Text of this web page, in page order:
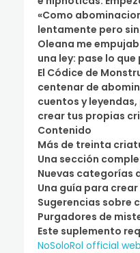
«Como
lentamente pero
Oleana me
una ley: pase lo
El Códice de
centenar de
cuentos y
crear tus propias
Contenido
Más de treinta
Una sección
Nuevas categorías
Una guía para
Sugerencias sobre
Purgadores de
Este suplemento
NoSoloRol official